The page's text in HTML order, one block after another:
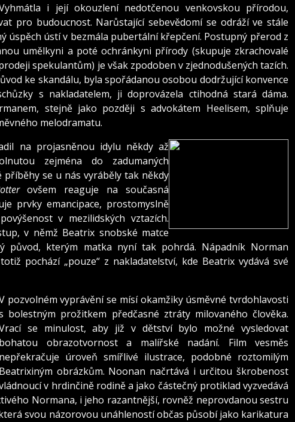
i její okouzlení nedotčenou venkovskou přírodou,
pro budoucnost. Narůstající sebevědomí se odráží ve stále
úspěch ústí v bezmála pubertální křepčení. Postupný přerod z
umělkyni a poté ochránkyni přírody (skupuje zkrachovalé
spekulantům) je však zpodoben v zjednodušených tazích.
ke skandálu, byla spořádanou osobou dodržující konvence
s nakladatelem, ji doprovázela ctihodná stará dáma.
stejně jako později s advokátem Heelisem, splňuje
melodramatu.
na projasněnou idylu někdy až
zejména do zadumaných
příběhy se u nás vyráběly tak někdy
ovšem reaguje na současná
prvky emancipace, prostomyslně
v mezilidských vztazích.
v němž Beatrix snobské matce
původ, kterým matka nyní tak pohrdá. Nápadník Norman
pochází „pouze“ z nakladatelství, kde Beatrix vydává své
pozvolném vyprávění se mísí okamžiky úsměvné tvrdohlavosti
bolestným prožitkem předčasné ztráty milovaného člověka.
se minulost, aby již v dětství bylo možné vysledovat
bohatou obrazotvornost a malířské nadání. Film vesměs
nepřekračuje úroveň smířlivé ilustrace, podobné roztomilým
Beatrixiným obrázkům. Noonan načrtává i určitou škrobenost
v hrdinčině rodině a jako částečný protiklad vyzvedává
Normana, i jeho razantnější, rovněž neprovdanou sestru
svou názorovou unáhleností občas působí jako karikatura